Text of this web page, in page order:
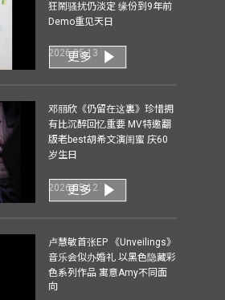
狂鬧骚扰仍淡定 缘份到9年前
Demo重见天日
2026-05-13
更多
邓丽欣《仍留在这裏》珍惜拥
有比沉醉回忆重要 MV特邀翻
版老best胡希文演闺蜜 庆60
岁生日
2026-05-12
更多
卢慧敏首张EP 《Unveilings》
音乐会似办婚礼 以黑色隐藏彩
色系列作品 寓意Amy不同面
向